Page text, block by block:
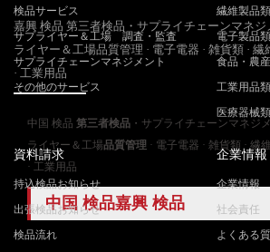
嘉興 検品 第三者検品・サプライチェーンマネ
ライヤー＆工場品質管理 · 電子電器 · 雑貨類 · 繊
· 工業用品
中国 検品 第三者検品 ・サプライチェーンマネジ
ライヤー＆工場品質管理 · 電子電器 · 雑貨類 · 繊
· 工業用品
中国 検品嘉興 検品
検品サービス
サプライヤー＆工場 調査・監査
サプライチェーンマネジメント
その他のサービス
繊維製品類
電子製品類
食品・農
工業用品類
医療器械類
資料請求
持込検品お知らせ
出張検品お知らせ
検品流れ
企業情報
企業情報
社会責任
よくある